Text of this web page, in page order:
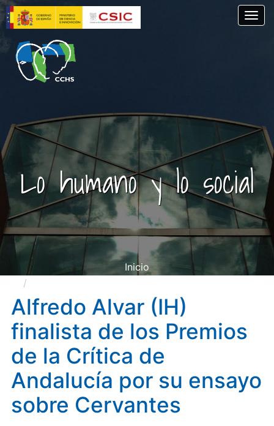
Pasar
al
contenido
principal
Lo humano y lo social
Inicio
Crítica de Andalucía por su ensayo sobre Cervantes
Alfredo Alvar (IH)
finalista de los Premios
de la Crítica de
Andalucía por su ensayo
sobre Cervantes